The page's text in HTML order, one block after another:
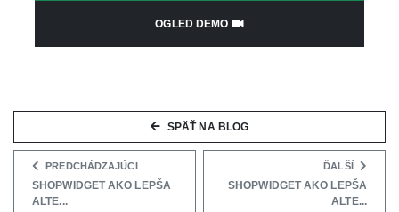
OGLED DEMO
SPÄŤ NA BLOG
PREDCHÁDZAJÚCI
SHOPWIDGET AKO LEPŠA
ALTE...
ĎALŠÍ
SHOPWIDGET AKO LEPŠA
ALTE...